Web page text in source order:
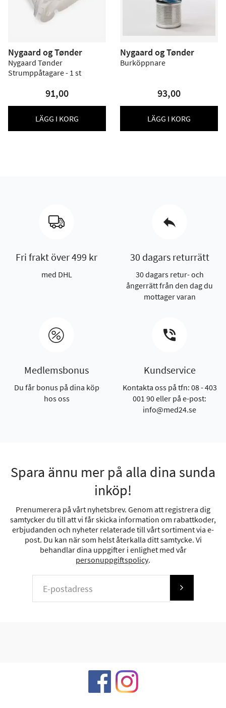
Nygaard og Tønder
Nygaard Tønder
Strumppåtagare - 1 st
91,00
LÄGG I KORG
Nygaard og Tønder
Burköppnare
93,00
LÄGG I KORG
Fri frakt över 499 kr
med DHL
30 dagars returrätt
30 dagars retur- och
ångerrätt från den dag du
mottager varan
Medlemsbonus
Du får bonus på dina köp
hos oss
Kundservice
Kontakta oss på tfn: 08 - 403
001 90 eller på e-post:
info@med24.se
Spara ännu mer på alla dina sunda
inköp!
Prenumerera på vårt nyhetsbrev. Genom att registrera dig
samtycker du till att vi får skicka information om rabattkoder,
erbjudanden och nyheter relaterade till vårt sortiment via e-
post. Du kan när som helst återkalla ditt samtycke. Vi
behandlar dina uppgifter i enlighet med vår
personuppgiftspolicy.